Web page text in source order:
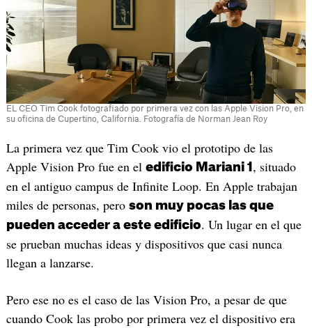
EL CEO Tim Cook fotografiado por primera vez con las Apple Vision Pro, en
su oficina de Cupertino, California. Fotografía de Norman Jean Roy
La primera vez que Tim Cook vio el prototipo de las
Apple Vision Pro fue en el edificio Mariani 1 , situado
en el antiguo campus de Infinite Loop. En Apple trabajan
miles de personas, pero son muy pocas las que
pueden acceder a este edificio. Un lugar en el que
se prueban muchas ideas y dispositivos que casi nunca
llegan a lanzarse.
Pero ese no es el caso de las Vision Pro, a pesar de que
cuando Cook las probo por primera vez el dispositivo era